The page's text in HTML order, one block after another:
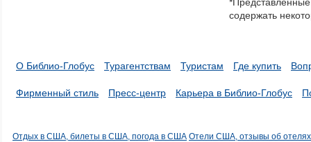
a
series.
содержать
О Библио-Глобус Турагентствам Туристам Где купить
Фирменный стиль Пресс-центр Карьера в Библио-Глобус
Отдых в США, билеты в США, погода в США Отели США, отзывы об